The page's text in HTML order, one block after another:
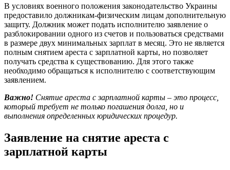
В условиях военного положения законодательство Украины
предоставило должникам-физическим лицам дополнительную
защиту. Должник может подать исполнителю заявление о
разблокировании одного из счетов и пользоваться средствами
в размере двух минимальных зарплат в месяц. Это не является
полным снятием ареста с зарплатной карты, но позволяет
получать средства к существованию. Для этого также
необходимо обращаться к исполнителю с соответствующим
заявлением.
Важно! Снятие ареста с зарплатной карты – это процесс,
который требует не только погашения долга, но и
выполнения определенных юридических процедур.
Заявление на снятие ареста с
зарплатной карты